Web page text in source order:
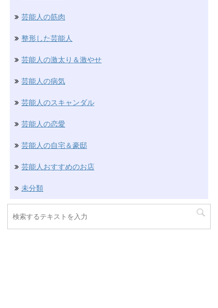
芸能人の筋肉
整形した芸能人
芸能人の激太り＆激やせ
芸能人の病気
芸能人のスキャンダル
芸能人の恋愛
芸能人の自宅＆豪邸
芸能人おすすめのお店
未分類